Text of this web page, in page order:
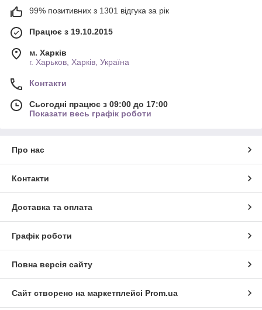
99% позитивних з 1301 відгука за рік
Працює з 19.10.2015
м. Харків
г. Харьков, Харків, Україна
Контакти
Сьогодні працює з 09:00 до 17:00
Показати весь графік роботи
Про нас
Контакти
Доставка та оплата
Графік роботи
Повна версія сайту
Сайт створено на маркетплейсі Prom.ua